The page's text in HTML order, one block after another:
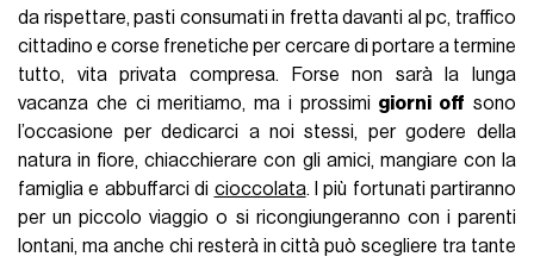
da rispettare, pasti consumati in fretta davanti al pc, traffico
cittadino e corse frenetiche per cercare di portare a termine
tutto, vita privata compresa. Forse non sarà la lunga
vacanza che ci meritiamo, ma i prossimi giorni off sono
l’occasione per dedicarci a noi stessi, per godere della
natura in fiore, chiacchierare con gli amici, mangiare con la
famiglia e abbuffarci di cioccolata. I più fortunati partiranno
per un piccolo viaggio o si ricongiungeranno con i parenti
lontani, ma anche chi resterà in città può scegliere tra tante